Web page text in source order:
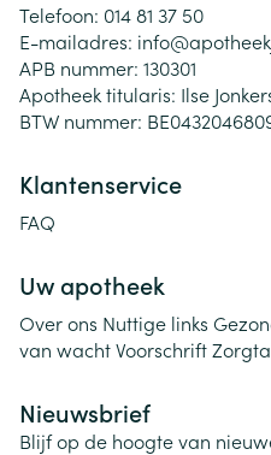
Telefoon: 014 81 37 50
E-mailadres: info@
APB nummer: 130301
Apotheek titularis: Ilse
BTW nummer:
Klantenservice
FAQ
Uw apotheek
Over ons Nuttige links
van wachtVoorschrift
Nieuwsbrief
Blijf op de hoogte van